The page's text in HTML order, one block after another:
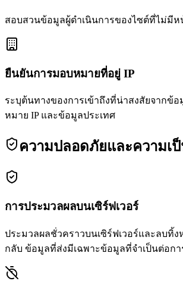
สอบสวนข้อมูลผู้ดำเนินการของไซต์ที่ไม่มีห
ยืนยันการมอบหมายที่อยู่ IP
ระบุต้นทางของการเข้าถึงที่น่าสงสัยจากข้
หมาย IP และข้อมูลประเทศ
ความปลอดภัยและความเ
การประมวลผลบนเซิร์ฟเวอร์
ประมวลผลชั่วคราวบนเซิร์ฟเวอร์และลบทิ้ง
กลับ ข้อมูลที่ส่งมีเฉพาะข้อมูลที่จำเป็นต่อก